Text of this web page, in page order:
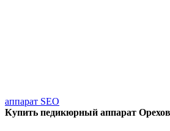
аппарат SEO
Купить педикюрный аппарат